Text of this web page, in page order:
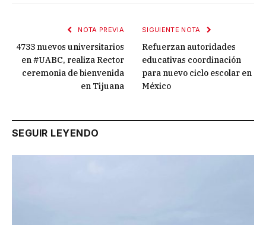
NOTA PREVIA
4733 nuevos universitarios
en #UABC, realiza Rector
ceremonia de bienvenida
en Tijuana
SIGUIENTE NOTA
Refuerzan autoridades
educativas coordinación
para nuevo ciclo escolar en
México
SEGUIR LEYENDO